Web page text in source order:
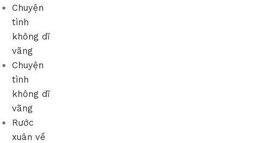
Chuyện
tình
không dĩ
vãng
Chuyện
tình
không dĩ
vãng
Rước
xuân về